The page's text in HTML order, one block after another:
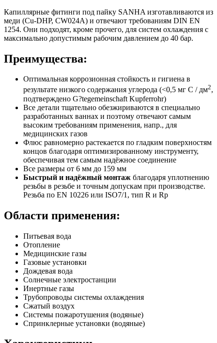
Капиллярные фитинги под пайку SANHA изготавливаются из
меди (Cu-DHP, CW024A) и отвечают требованиям DIN EN
1254. Они подходят, кроме прочего, для систем охлаждения с
максимально допустимым рабочим давлением до 40 бар.
Преимущества:
Оптимальная коррозионная стойкость и гигиена в
результате низкого содержания углерода (<0,5 мг C / дм2,
подтверждено G?tegemeinschaft Kupferrohr)
Все детали тщательно обезжириваются в специально
разработанных ваннах и поэтому отвечают самым
высоким требованиям применения, напр., для
медицинских газов
Флюс равномерно растекается по гладким поверхностям
концов благодаря оптимизированному инструменту,
обеспечивая тем самым надёжное соединение
Все размеры от 6 мм до 159 мм
Быстрый и надёжный монтаж благодаря уплотнению
резьбы в резьбе и точным допускам при производстве.
Резьба по EN 10226 или ISO7/1, тип R и Rp
Области применения:
Питьевая вода
Отопление
Медицинские газы
Газовые установки
Дождевая вода
Солнечные электростанции
Инертные газы
Трубопроводы системы охлаждения
Сжатый воздух
Системы пожаротушения (водяные)
Спринклерные установки (водяные)